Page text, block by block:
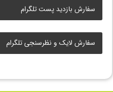
سفارش بازدید پست تلگرام
سفارش لایک و نظرسنجی تلگرام